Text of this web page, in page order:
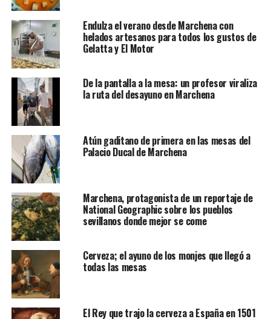
Endulza el verano desde Marchena con
helados artesanos para todos los gustos de
Gelatta y El Motor
De la pantalla a la mesa: un profesor viraliza
la ruta del desayuno en Marchena
Atún gaditano de primera en las mesas del
Palacio Ducal de Marchena
Marchena, protagonista de un reportaje de
National Geographic sobre los pueblos
sevillanos donde mejor se come
Cerveza; el ayuno de los monjes que llegó a
todas las mesas
El Rey que trajo la cerveza a España en 1501